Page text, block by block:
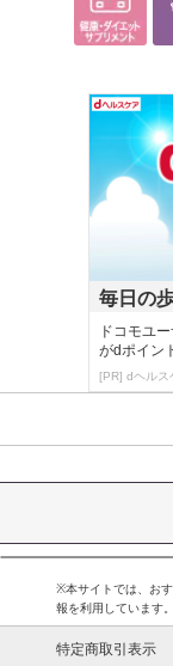
毎日の
ドコモユ
がdポイン
が楽しく
[PR] dヘルス
※本サイトでは、お
報を利用しています。
特定商取引表示